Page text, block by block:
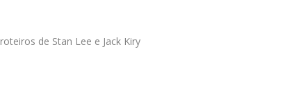
de Stan Lee e Jack Kiry